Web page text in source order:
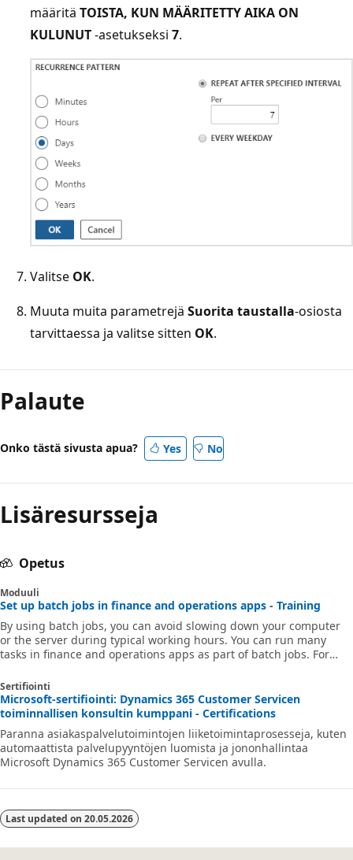
määritä TOISTA, KUN MÄÄRITETTY AIKA ON
KULUNUT-asetukseksi 7.
Valitse OK.
Muuta muita parametrejä Suorita taustalla-osiosta
tarvittaessa ja valitse sitten OK.
Palaute
Onko tästä sivusta apua? Yes No
Lisäresursseja
Opetus
Moduuli
Set up batch jobs in finance and operations apps - Training
By using batch jobs, you can avoid slowing down your computer
or the server during typical working hours. You can run many
tasks in finance and operations apps as part of batch jobs. For
performing maintenance, or sending electronic documents.
Sertifiointi
Microsoft-sertifiointi: Dynamics 365 Customer Servicen
toiminnallisen konsultin kumppani - Certifications
Paranna asiakaspalvelutoimintojen liiketoimintaprosesseja, kuten
automaattista palvelupyyntöjen luomista ja jononhallintaa
Microsoft Dynamics 365 Customer Servicen avulla.
Last updated on 20.05.2026